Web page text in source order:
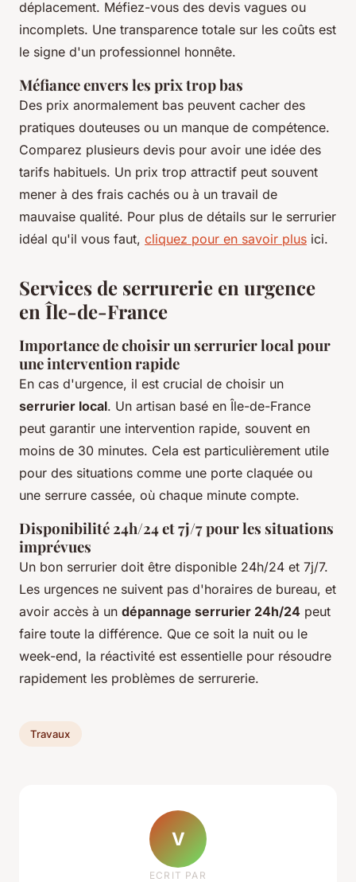
déplacement. Méfiez-vous des devis vagues ou
incomplets. Une transparence totale sur les coûts est
le signe d'un professionnel honnête.
Méfiance envers les prix trop bas
Des prix anormalement bas peuvent cacher des
pratiques douteuses ou un manque de compétence.
Comparez plusieurs devis pour avoir une idée des
tarifs habituels. Un prix trop attractif peut souvent
mener à des frais cachés ou à un travail de
mauvaise qualité. Pour plus de détails sur le serrurier
idéal qu'il vous faut, cliquez pour en savoir plus ici.
Services de serrurerie en urgence
en Île-de-France
Importance de choisir un serrurier local pour
une intervention rapide
En cas d'urgence, il est crucial de choisir un
serrurier local. Un artisan basé en Île-de-France
peut garantir une intervention rapide, souvent en
moins de 30 minutes. Cela est particulièrement utile
pour des situations comme une porte claquée ou
une serrure cassée, où chaque minute compte.
Disponibilité 24h/24 et 7j/7 pour les situations
imprévues
Un bon serrurier doit être disponible 24h/24 et 7j/7.
Les urgences ne suivent pas d'horaires de bureau, et
avoir accès à un dépannage serrurier 24h/24 peut
faire toute la différence. Que ce soit la nuit ou le
week-end, la réactivité est essentielle pour résoudre
rapidement les problèmes de serrurerie.
Travaux
V
ECRIT PAR